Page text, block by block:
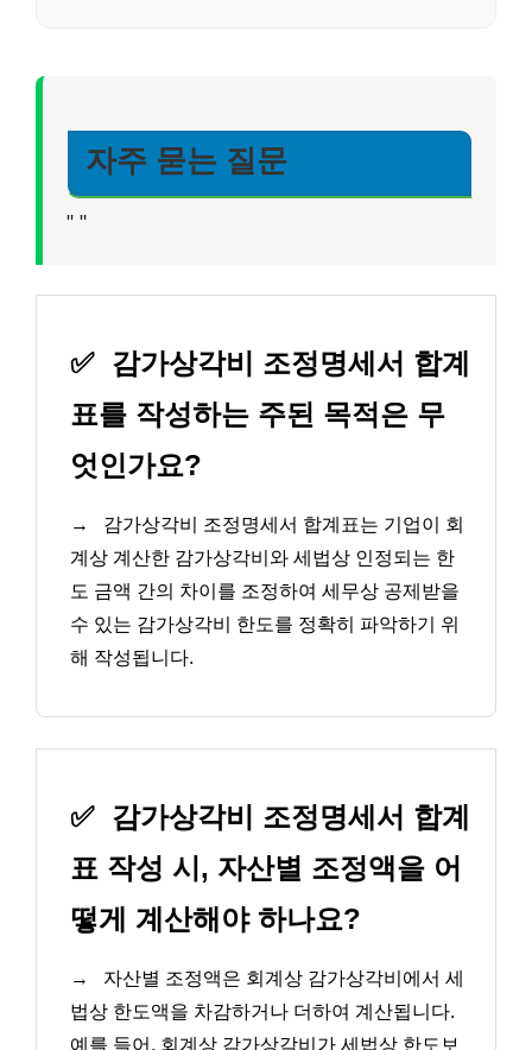
자주 묻는 질문
" "
✅ 감가상각비 조정명세서 합계
표를 작성하는 주된 목적은 무
엇인가요?
→
감가상각비 조정명세서 합계표는 기업이 회
계상 계산한 감가상각비와 세법상 인정되는 한
도 금액 간의 차이를 조정하여 세무상 공제받을
수 있는 감가상각비 한도를 정확히 파악하기 위
해 작성됩니다.
✅ 감가상각비 조정명세서 합계
표 작성 시, 자산별 조정액을 어
떻게 계산해야 하나요?
→
자산별 조정액은 회계상 감가상각비에서 세
법상 한도액을 차감하거나 더하여 계산됩니다.
예를 들어, 회계상 감가상각비가 세법상 한도보